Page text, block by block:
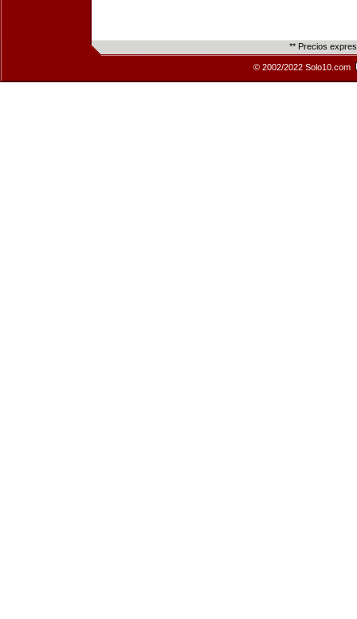
** Precios
© 2002/2022 Solo10.com